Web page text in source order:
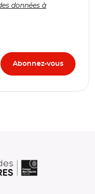
données à